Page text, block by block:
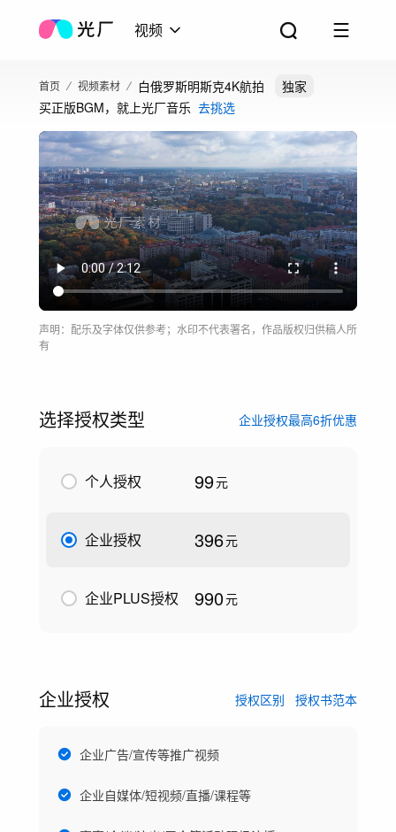
视频
首页 视频素材 白俄罗斯明斯克4K航拍
独家
买正版BGM，就上光厂音乐 去挑选
声明：配乐及字体仅供参考；水印不代表署名，作品版权归供稿人所
有
选择授权类型 企业授权最高6折优惠
个人授权 99元
企业授权 396元
企业PLUS授权 990元
企业授权 授权区别 授权书范本
企业广告/宣传等推广视频
企业自媒体/短视频/直播/课程等